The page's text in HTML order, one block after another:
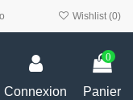
Wishlist (0)
Connexion
0
Panier